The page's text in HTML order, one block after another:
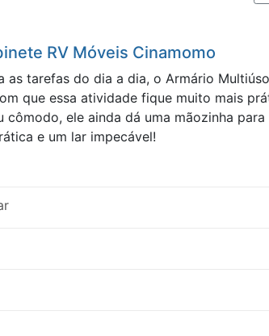
RV Móveis Cinamomo
as tarefas do dia a dia, o Armário
que essa atividade fique muito mais
ele ainda dá uma mãozinha
e um lar impecável!